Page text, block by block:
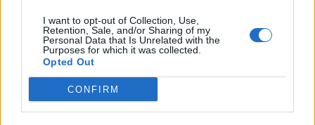
I want to opt-out of Collection, Use,
Retention, Sale, and/or Sharing of my
Personal Data that Is Unrelated with the
Purposes for which it was collected.
Opted Out
CONFIRM
Το Άγιο Όρος γιορτάζει
τα Θεοφάνεια: Η
αγρυπνία και ο
στη Μονή Ξενοφώντος